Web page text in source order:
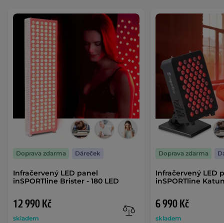
Infračervený LED panel
inSPORTline Brister - 180 LED
12 990 Kč
skladem
Doprava zdarma Dáreček
Infračervený LED
inSPORTline
6 990 Kč
skladem
Doprava zdarma